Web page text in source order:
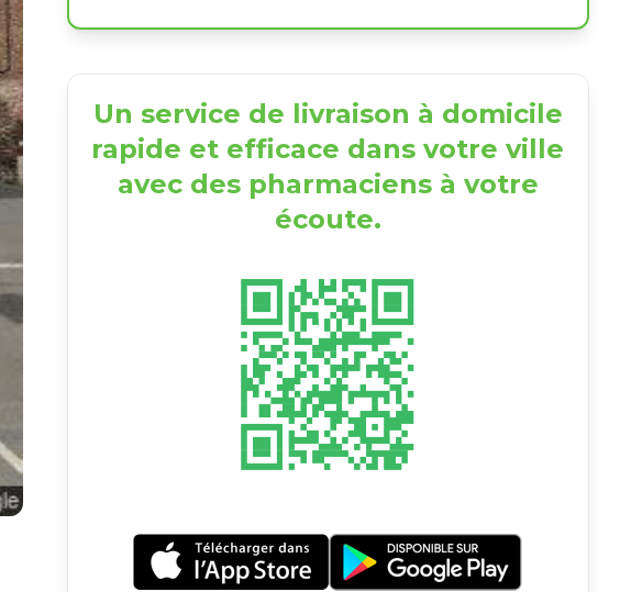
Un service de livraison à domicile
rapide et efficace dans votre ville
avec des pharmaciens à votre
écoute.